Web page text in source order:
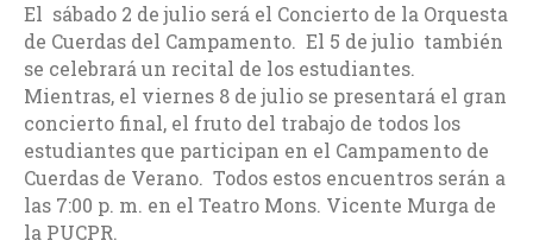
El sábado 2 de julio será el Concierto de la Orquesta
de Cuerdas del Campamento. El 5 de julio también
se celebrará un recital de los estudiantes.
Mientras, el viernes 8 de julio se presentará el gran
concierto final, el fruto del trabajo de todos los
estudiantes que participan en el Campamento de
Cuerdas de Verano. Todos estos encuentros serán a
las 7:00 p. m. en el Teatro Mons. Vicente Murga de
la PUCPR.